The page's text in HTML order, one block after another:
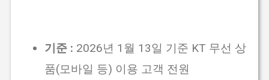
기준 : 2026년 1월 13일 기준 KT 무선 상
품(모바일 등) 이용 고객 전원